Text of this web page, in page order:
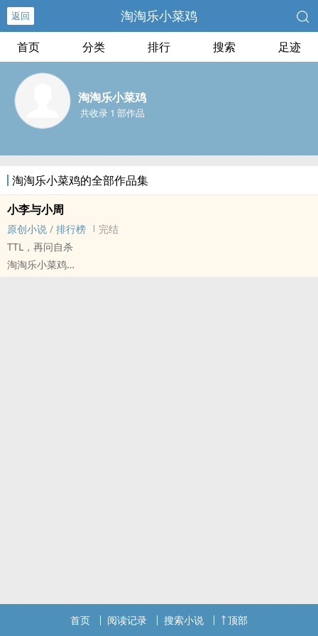
返回 淘淘乐小菜鸡
首页 分类 排行 搜索 足迹
淘淘乐小菜鸡
共收录 1 部作品
淘淘乐小菜鸡的全部作品集
小李与小周
原创小说 / 排行榜
完结
TTL，再问自杀
淘淘乐小菜鸡
首页 阅读记录 搜索小说 顶部